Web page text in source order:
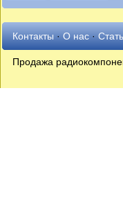
Контакты·О нас·
Продажа